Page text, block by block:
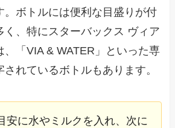
。ボトルには便利な目盛りが付
く、特にスターバックス ヴィア
、「VIA & WATER」といった専
れているボトルもあります。
安に水やミルクを入れ、次に